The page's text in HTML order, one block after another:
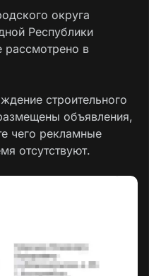
округа
Республики
рассмотрено в
строительного
объявления,
чего рекламные
отсутствуют.